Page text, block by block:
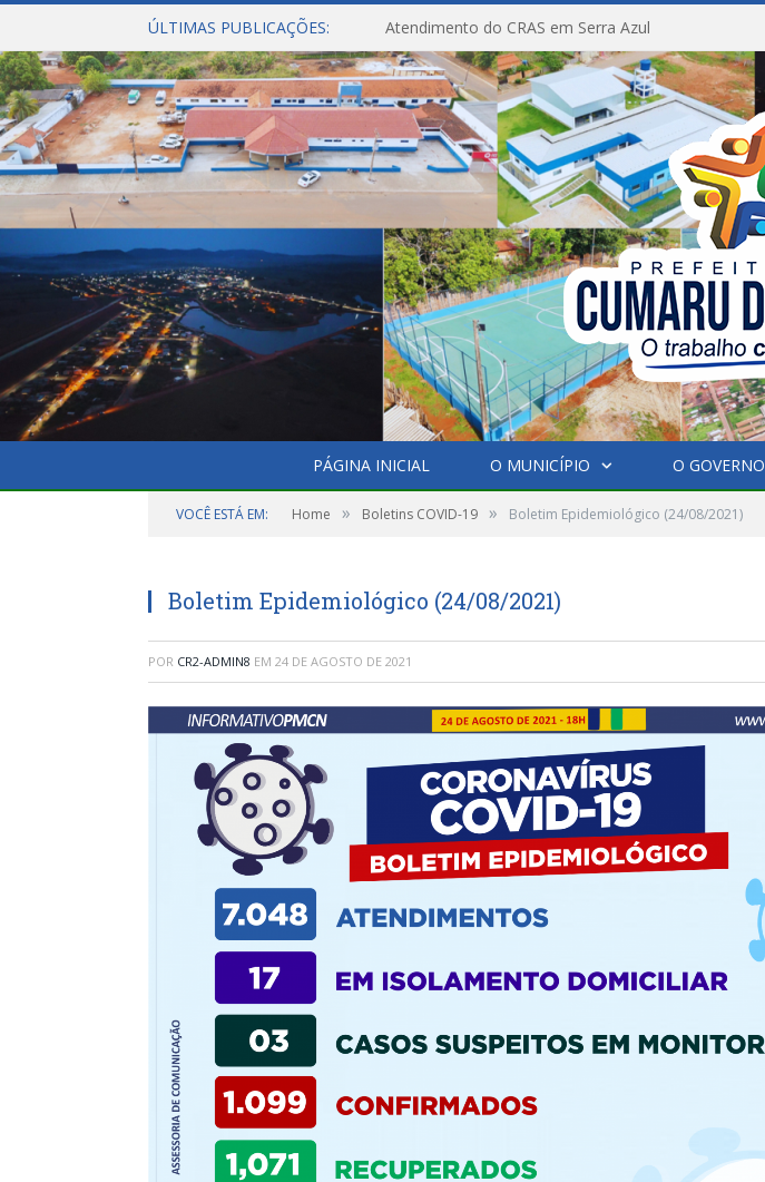
ÚLTIMAS PUBLICAÇÕES: Atendimento do CRAS em Serra Azul
PÁGINA INICIAL O MUNICÍPIO O GOVERNO
VOCÊ ESTÁ EM: Home » Boletins COVID-19 » Boletim Epidemiológico (24/08/2021)
Boletim Epidemiológico (24/08/2021)
POR CR2-ADMIN8 EM 24 DE AGOSTO DE 2021